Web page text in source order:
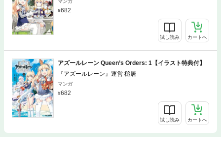
682
試し読み カートへ
アズールレーン Queen’s Orders: 1【イラスト特典付】
『アズールレーン』運営 槌居
マンガ
682
試し読み カートへ